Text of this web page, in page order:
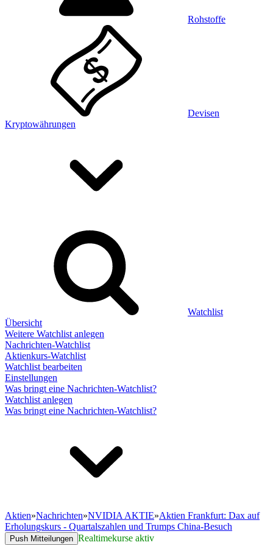
Rohstoffe
Devisen
Kryptowährungen
Watchlist
Übersicht
Weitere Watchlist anlegen
Nachrichten-Watchlist
Aktienkurs-Watchlist
Watchlist bearbeiten
Einstellungen
Was bringt eine Nachrichten-Watchlist?
Watchlist anlegen
Was bringt eine Nachrichten-Watchlist?
Aktien»Nachrichten»NVIDIA AKTIE»Aktien Frankfurt: Dax auf
Erholungskurs - Quartalszahlen und Trumps China-Besuch
Push Mitteilungen Realtimekurse aktiv